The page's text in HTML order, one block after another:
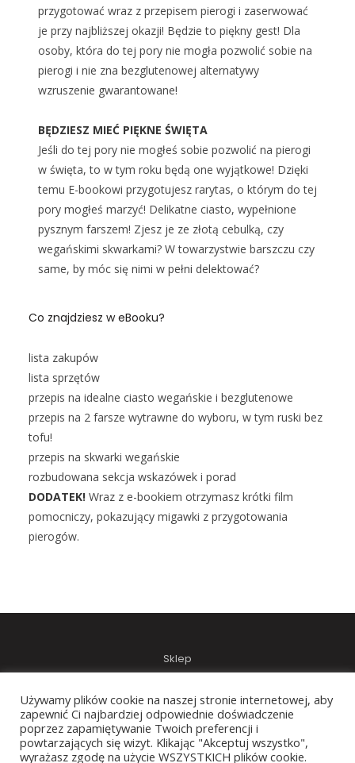
przygotować wraz z przepisem pierogi i zaserwować
je przy najbliższej okazji! Będzie to piękny gest! Dla
osoby, która do tej pory nie mogła pozwolić sobie na
pierogi i nie zna bezglutenowej alternatywy
wzruszenie gwarantowane!
BĘDZIESZ MIEĆ PIĘKNE ŚWIĘTA
Jeśli do tej pory nie mogłeś sobie pozwolić na pierogi
w święta, to w tym roku będą one wyjątkowe! Dzięki
temu E-bookowi przygotujesz rarytas, o którym do tej
pory mogłeś marzyć! Delikatne ciasto, wypełnione
pysznym farszem! Zjesz je ze złotą cebulką, czy
wegańskimi skwarkami? W towarzystwie barszczu czy
same, by móc się nimi w pełni delektować?
Co znajdziesz w eBooku?
lista zakupów
lista sprzętów
przepis na idealne ciasto wegańskie i bezglutenowe
przepis na 2 farsze wytrawne do wyboru, w tym ruski bez
tofu!
przepis na skwarki wegańskie
rozbudowana sekcja wskazówek i porad
DODATEK! Wraz z e-bookiem otrzymasz krótki film
pomocniczy, pokazujący migawki z przygotowania
pierogów.
Sklep
Polityka prywatności i cookies
O MNIE
Kontakt
Używamy plików cookie na naszej stronie internetowej, aby
zapewnić Ci najbardziej odpowiednie doświadczenie
poprzez zapamiętywanie Twoich preferencji i
powtarzających się wizyt. Klikając "Akceptuj wszystko",
wyrażasz zgodę na użycie WSZYSTKICH plików cookie.